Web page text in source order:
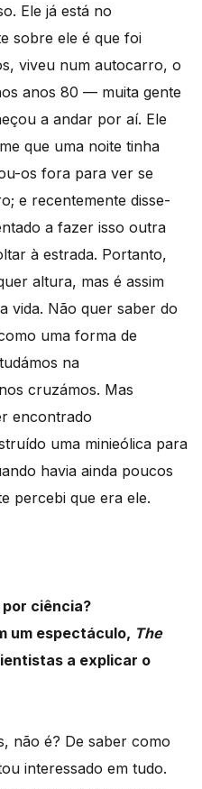
Ele já está no
sobre ele é que foi
viveu num autocarro, o
anos 80 — muita gente
a andar por aí. Ele
que uma noite tinha
os fora para ver se
e recentemente disse-
a fazer isso outra
à estrada. Portanto,
altura, mas é assim
vida. Não quer saber do
uma forma de
na
cruzámos. Mas
encontrado
uma minieólica para
havia ainda poucos
percebi que era ele.
ciência?
um espectáculo, The
a explicar o
não é? De saber como
interessado em tudo.